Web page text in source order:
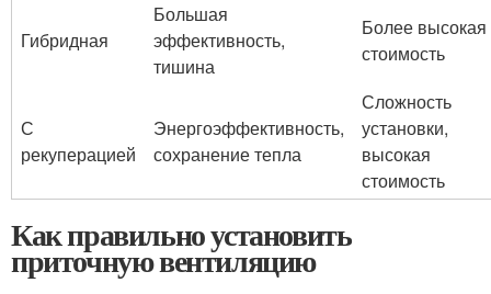
Гибридная
Большая
эффективность,
тишина
Более высокая
стоимость
С
рекуперацией
Энергоэффективность,
сохранение тепла
Сложность
установки,
высокая
стоимость
Как правильно установить
приточную вентиляцию